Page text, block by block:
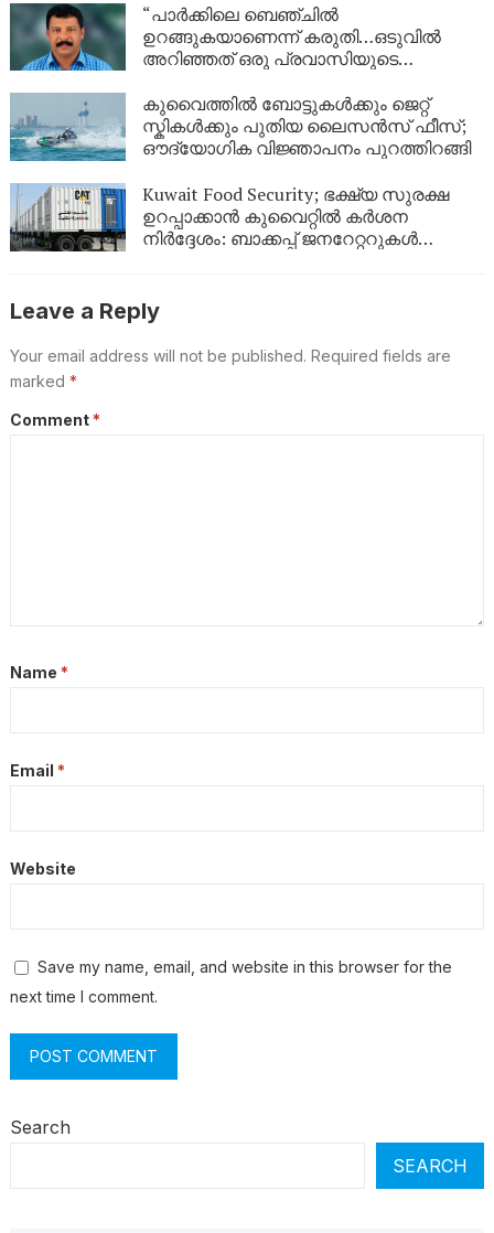
“പാർക്കിലെ ബെഞ്ചിൽ
ഉറങ്ങുകയാണെന്ന് കരുതി…ഒടുവിൽ
അറിഞ്ഞത് ഒരു പ്രവാസിയുടെ
യുഎഇയിലെ തെരുവിൽ; ‘വാപ്പയെ
കാണണം’ എന്ന് കണ്ണീരോടെ മകൾ
കുവൈത്തിൽ ബോട്ടുകൾക്കും ജെറ്റ്
സ്കികൾക്കും പുതിയ ലൈസൻസ് ഫീസ്;
ഔദ്യോഗിക വിജ്ഞാപനം പുറത്തിറങ്ങി
Kuwait Food Security; ഭക്ഷ്യ സുരക്ഷ
ഉറപ്പാക്കാൻ കുവൈറ്റിൽ കർശന
നിർദ്ദേശം: ബാക്കപ്പ് ജനറേറ്ററുകൾ
Leave a Reply
Your email address will not be published. Required fields are
marked *
Comment *
Name *
Email *
Website
Save my name, email, and website in this browser for the
next time I comment.
Search
SEARCH